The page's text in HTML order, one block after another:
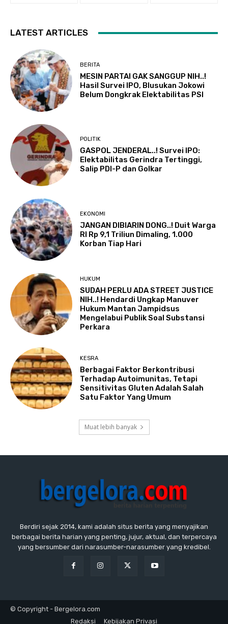
LATEST ARTICLES
BERITA
MESIN PARTAI GAK SANGGUP NIH..!
Hasil Survei IPO, Blusukan Jokowi
Belum Dongkrak Elektabilitas PSI
POLITIK
GASPOL JENDERAL..! Survei IPO:
Elektabilitas Gerindra Tertinggi,
Salip PDI-P dan Golkar
EKONOMI
JANGAN DIBIARIN DONG..! Duit Warga
RI Rp 9,1 Triliun Dimaling, 1.000
Korban Tiap Hari
HUKUM
SUDAH PERLU ADA STREET JUSTICE
NIH..! Hendardi Ungkap Manuver
Hukum Mantan Jampidsus
Mengelabui Publik Soal Substansi
Perkara
KESRA
Berbagai Faktor Berkontribusi
Terhadap Autoimunitas, Tetapi
Sensitivitas Gluten Adalah Salah
Satu Faktor Yang Umum
Muat lebih banyak
Berdiri sejak 2014, kami adalah situs berita yang menyajikan
berbagai berita harian yang penting, jujur, aktual, dan terpercaya
yang bersumber dari narasumber-narasumber yang kredibel.
© Copyright - Bergelora.com
Redaksi
Kebijakan Privasi